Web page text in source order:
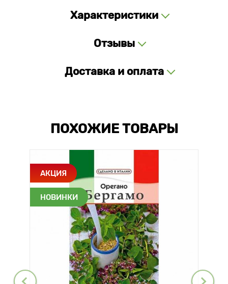
Характеристики
Отзывы
Доставка и оплата
ПОХОЖИЕ ТОВАРЫ
АКЦИЯ
НОВИНКИ